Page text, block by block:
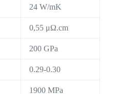
24 W/mK
0,55 μΩ.cm
200 GPa
0.29-0.30
1900 MPa